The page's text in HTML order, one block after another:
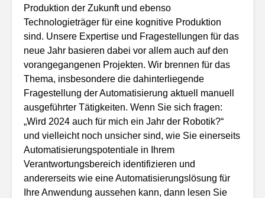
Produktion der Zukunft und ebenso
Technologieträger für eine kognitive Produktion
sind. Unsere Expertise und Fragestellungen für das
neue Jahr basieren dabei vor allem auch auf den
vorangegangenen Projekten. Wir brennen für das
Thema, insbesondere die dahinterliegende
Fragestellung der Automatisierung aktuell manuell
ausgeführter Tätigkeiten. Wenn Sie sich fragen:
„Wird 2024 auch für mich ein Jahr der Robotik?“
und vielleicht noch unsicher sind, wie Sie einerseits
Automatisierungspotentiale in Ihrem
Verantwortungsbereich identifizieren und
andererseits wie eine Automatisierungslösung für
Ihre Anwendung aussehen kann, dann lesen Sie